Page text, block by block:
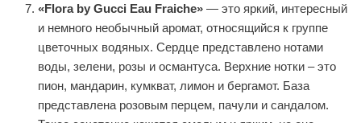
«Flora by Gucci Eau Fraiche» — это яркий, интересный
и немного необычный аромат, относящийся к группе
цветочных водяных. Сердце представлено нотами
воды, зелени, розы и османтуса. Верхние нотки – это
пион, мандарин, кумкват, лимон и бергамот. База
представлена розовым перцем, пачули и сандалом.